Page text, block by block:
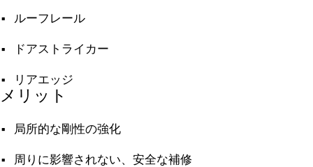
ルーフレール
ドアストライカー
リアエッジ
メリット
局所的な剛性の強化
周りに影響されない、安全な補修